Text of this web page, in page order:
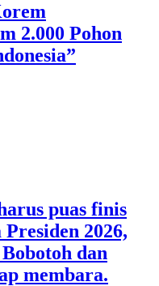
2.000 Pohon
puas finis
2026,
dan
membara.